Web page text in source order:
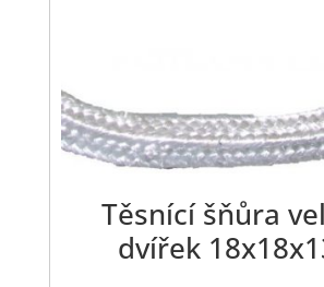
Těsnící šňůra
dvířek